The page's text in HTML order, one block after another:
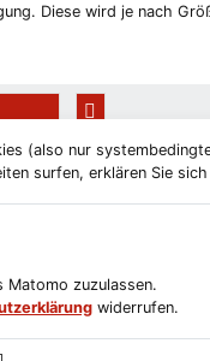
(also nur
surfen, erklären Sie
Matomo zuzulassen.
widerrufen.
Diese wird je nach